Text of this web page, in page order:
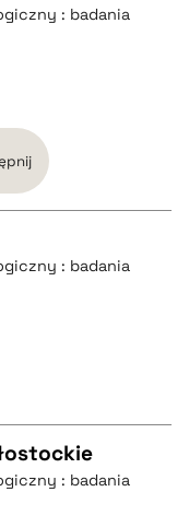
: badania
: badania
: badania